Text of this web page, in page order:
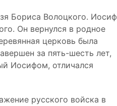
Бориса Волоцкого. Иосиф
Он вернулся в родное
церковь была
за пять-шесть лет,
Иосифом, отличался
русского войска в